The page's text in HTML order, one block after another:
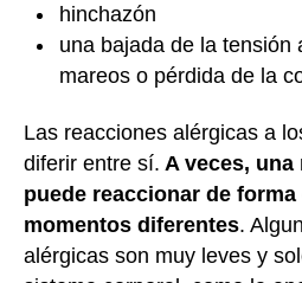
hinchazón
una bajada de la tensión
mareos o pérdida de la
Las reacciones alérgicas a
diferir entre sí. A veces,
puede reaccionar de
momentos diferentes.
alérgicas son muy leves y